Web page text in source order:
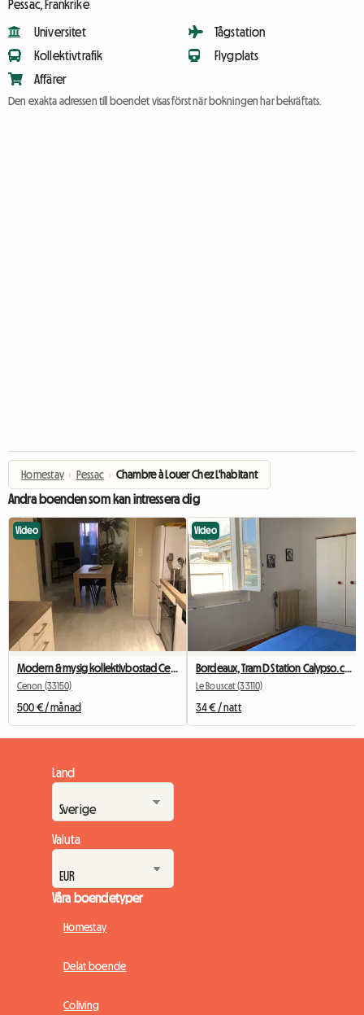
Pessac, Frankrike
Universitet
Kollektivtrafik
Affärer
Tågstation
Flygplats
Den exakta adressen till boendet visas först när bokningen har bekräftats.
Homestay › Pessac › Chambre à Louer Chez L'habitant
Andra boenden som kan intressera dig
Video
Modern & mysig kollektivbostad Cenon/Bastide – 2 rum lediga
Cenon (33150)
500 € / månad
Video
Bordeaux, Tram D Station Calypso.ch+SDB+wc Privées
Le Bouscat (33110)
34 € / natt
Land
Valuta
Våra boendetyper
Homestay
Delat boende
Coliving